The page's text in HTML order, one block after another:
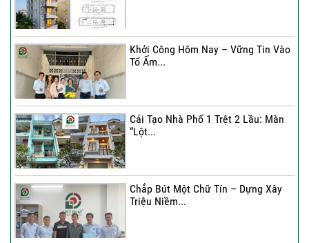
Khởi Công Hôm Nay – Vững Tin Vào
Tổ Ấm...
Cải Tạo Nhà Phố 1 Trệt 2 Lầu: Màn
“Lột...
Chắp Bút Một Chữ Tín – Dựng Xây
Triệu Niềm...